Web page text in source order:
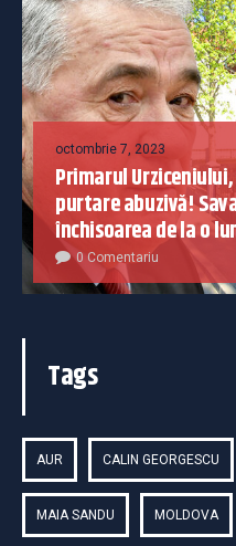
octombrie 7, 2023
Primarul
purtare abuzivă!
închisoarea de la o
0 Comentariu
Tags
AUR CALIN GEORGESCU
MAIA SANDU MOLDOVA